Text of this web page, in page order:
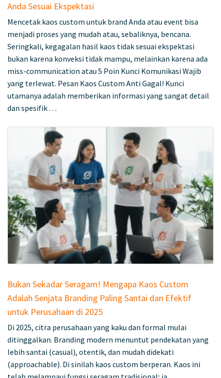
Anda Sesuai Ekspektasi
Mencetak kaos custom untuk brand Anda atau event bisa
menjadi proses yang mudah atau, sebaliknya, bencana.
Seringkali, kegagalan hasil kaos tidak sesuai ekspektasi
bukan karena konveksi tidak mampu, melainkan karena ada
miss-communication atau 5 Poin Kunci Komunikasi Wajib
yang terlewat. Pesan Kaos Custom Anti Gagal! Kunci
utamanya adalah memberikan informasi yang sangat detail
dan spesifik …
Bukan Sekadar Seragam! Mengapa Kaos Custom
Adalah Senjata Branding Paling Santai dan Efektif
untuk Perusahaan di 2025
Di 2025, citra perusahaan yang kaku dan formal mulai
ditinggalkan. Branding modern menuntut pendekatan yang
lebih santai (casual), otentik, dan mudah didekati
(approachable). Di sinilah kaos custom berperan. Kaos ini